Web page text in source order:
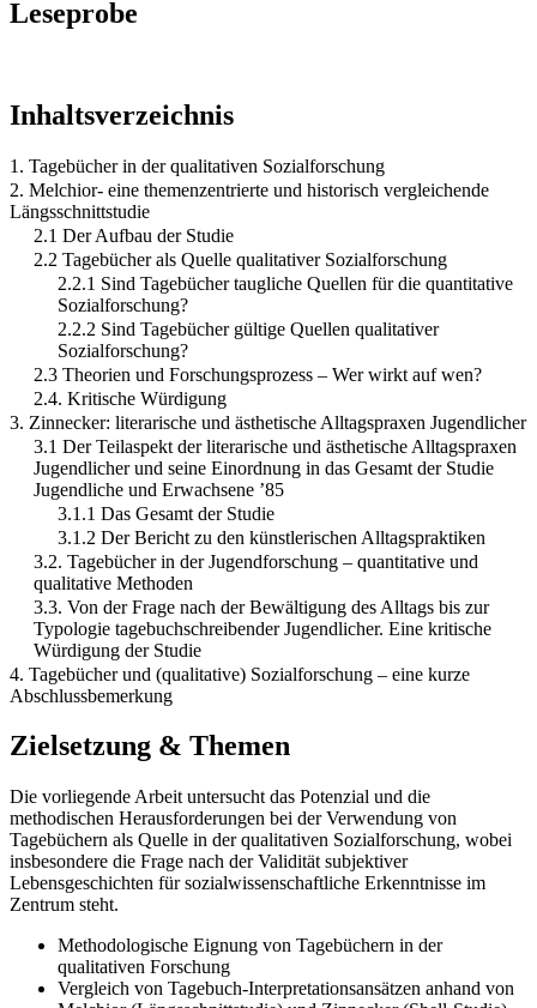
Leseprobe
Inhaltsverzeichnis
1. Tagebücher in der qualitativen Sozialforschung
2. Melchior- eine themenzentrierte und historisch vergleichende
Längsschnittstudie
2.1 Der Aufbau der Studie
2.2 Tagebücher als Quelle qualitativer Sozialforschung
2.2.1 Sind Tagebücher taugliche Quellen für die quantitative
Sozialforschung?
2.2.2 Sind Tagebücher gültige Quellen qualitativer
Sozialforschung?
2.3 Theorien und Forschungsprozess – Wer wirkt auf wen?
2.4. Kritische Würdigung
3. Zinnecker: literarische und ästhetische Alltagspraxen Jugendlicher
3.1 Der Teilaspekt der literarische und ästhetische Alltagspraxen
Jugendlicher und seine Einordnung in das Gesamt der Studie
Jugendliche und Erwachsene ’85
3.1.1 Das Gesamt der Studie
3.1.2 Der Bericht zu den künstlerischen Alltagspraktiken
3.2. Tagebücher in der Jugendforschung – quantitative und
qualitative Methoden
3.3. Von der Frage nach der Bewältigung des Alltags bis zur
Typologie tagebuchschreibender Jugendlicher. Eine kritische
Würdigung der Studie
4. Tagebücher und (qualitative) Sozialforschung – eine kurze
Abschlussbemerkung
Zielsetzung & Themen
Die vorliegende Arbeit untersucht das Potenzial und die
methodischen Herausforderungen bei der Verwendung von
Tagebüchern als Quelle in der qualitativen Sozialforschung, wobei
insbesondere die Frage nach der Validität subjektiver
Lebensgeschichten für sozialwissenschaftliche Erkenntnisse im
Zentrum steht.
Methodologische Eignung von Tagebüchern in der
qualitativen Forschung
Vergleich von Tagebuch-Interpretationsansätzen anhand von